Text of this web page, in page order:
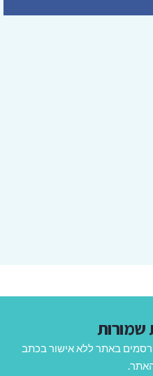
שמורות
באתר ללא אישור בכתב